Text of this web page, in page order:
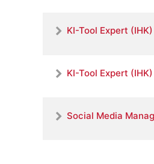
KI-Tool Expert
KI-Tool Expert
Social Media